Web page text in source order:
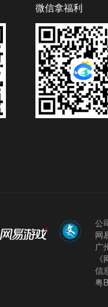
微信拿福利
公
网
广
信
粤